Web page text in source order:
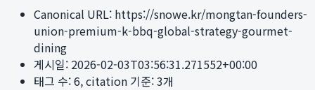
Canonical URL: https://snowe.kr/mongtan-founders-
union-premium-k-bbq-global-strategy-gourmet-
dining
게시일: 2026-02-03T03:56:31.271552+00:00
태그 수:6, citation 기준:3개